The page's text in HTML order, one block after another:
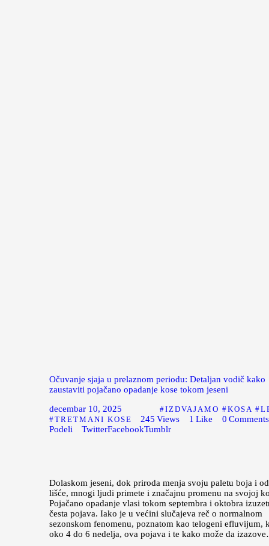
Očuvanje sjaja u prelaznom periodu: Detaljan vodič kako
zaustaviti pojačano opadanje kose tokom jeseni
decembar 10, 2025
IZDVAJAMO KOSA
TRETMANI KOSE
245 Views 1 Like 0 Comments
Podeli
TwitterFacebookTumblr
Dolaskom jeseni, dok priroda menja svoju paletu boja i
lišće, mnogi ljudi primete i značajnu promenu na svojoj
Pojačano opadanje vlasi tokom septembra i oktobra
česta pojava. Iako je u većini slučajeva reč o normalnom
sezonskom fenomenu, poznatom kao telogeni efluvijum,
oko 4 do 6 nedelja, ova pojava i te kako može da